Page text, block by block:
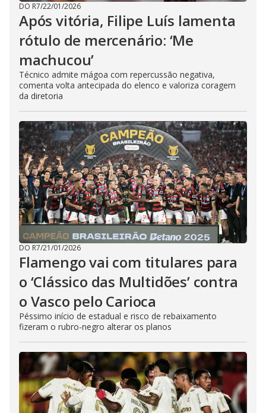
DO R7/22/01/2026
Após vitória, Filipe Luís lamenta
rótulo de mercenário: ‘Me
machucou’
Técnico admite mágoa com repercussão negativa,
comenta volta antecipada do elenco e valoriza coragem
da diretoria
DO R7/21/01/2026
Flamengo vai com titulares para
o ‘Clássico das Multidões’ contra
o Vasco pelo Carioca
Péssimo início de estadual e risco de rebaixamento
fizeram o rubro-negro alterar os planos